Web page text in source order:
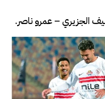
الجزيري – عمرو ناصر.